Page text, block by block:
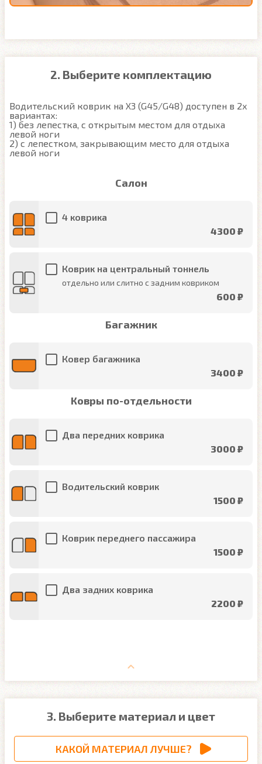
2. Выберите комплектацию
Водительский коврик на X3 (G45/G48) доступен в 2х
вариантах:
1) без лепестка, с открытым местом для отдыха
левой ноги
2) с лепестком, закрывающим место для отдыха
левой ноги
Салон
4 коврика
4300 ₽
Коврик на центральный тоннель
отдельно или слитно с задним ковриком
600 ₽
Багажник
Ковер багажника
3400 ₽
Ковры по-отдельности
Два передних коврика
3000 ₽
Водительский коврик
1500 ₽
Коврик переднего пассажира
1500 ₽
Два задних коврика
2200 ₽
3. Выберите материал и цвет
КАКОЙ МАТЕРИАЛ ЛУЧШЕ?